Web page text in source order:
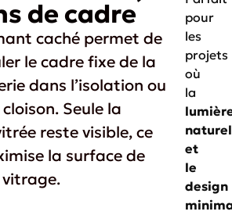
de cadre
caché permet de
le cadre fixe de la
dans l’isolation ou
Seule la
reste visible, ce
la surface de
pour
les
projets
où
la
et
le
design